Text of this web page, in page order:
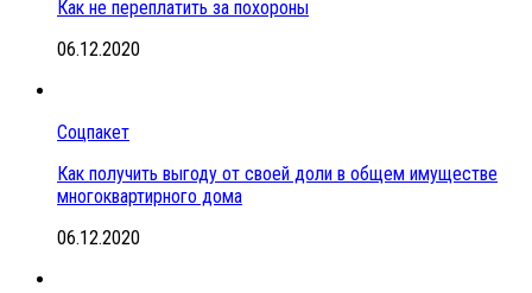
Как не переплатить за похороны
06.12.2020
Соцпакет
Как получить выгоду от своей доли в общем имуществе
многоквартирного дома
06.12.2020